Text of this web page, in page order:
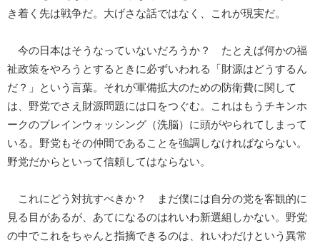
き着く先は戦争だ。大げさな話ではなく、これが現実だ。
今の日本はそうなっていないだろうか？ たとえば何かの福
祉政策をやろうとするときに必ずいわれる「財源はどうするん
だ？」という言葉。それが軍備拡大のための防衛費に関して
は、野党でさえ財源問題には口をつぐむ。これはもうチキンホ
ークのブレインウォッシング（洗脳）に頭がやられてしまって
いる。野党もその仲間であることを強調しなければならない。
野党だからといって信頼してはならない。
これにどう対抗すべきか？ まだ僕には自分の党を客観的に
見る目があるが、あてになるのはれいわ新選組しかない。野党
の中でこれをちゃんと指摘できるのは、れいわだけという異常